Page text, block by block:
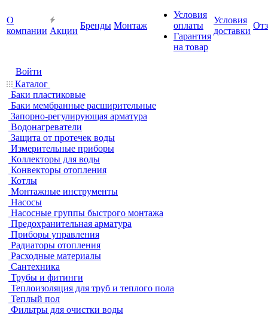
О
компании Акции
Бренды Монтаж
Условия
оплаты
Гарантия
на товар
Условия
доставки
Войти
Каталог
Баки пластиковые
Баки мембранные расширительные
Запорно-регулирующая арматура
Водонагреватели
Защита от протечек воды
Измерительные приборы
Коллекторы для воды
Конвекторы отопления
Котлы
Монтажные инструменты
Насосы
Насосные группы быстрого монтажа
Предохранительная арматура
Приборы управления
Радиаторы отопления
Расходные материалы
Сантехника
Трубы и фитинги
Теплоизоляция для труб и теплого пола
Теплый пол
Фильтры для очистки воды